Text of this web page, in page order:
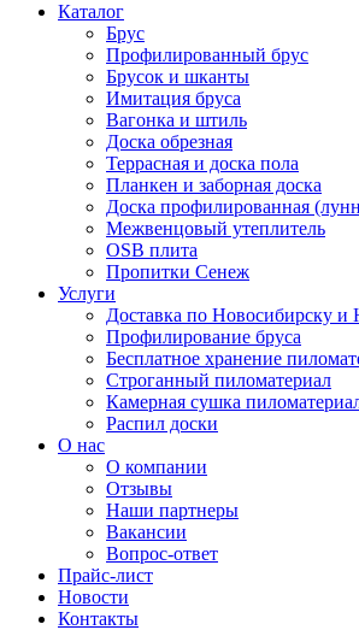
Каталог
Брус
Профилированный брус
Брусок и шканты
Имитация бруса
Вагонка и штиль
Доска обрезная
Террасная и доска пола
Планкен и заборная доска
Доска профилированная
Межвенцовый утеплитель
OSB плита
Пропитки Сенеж
Услуги
Доставка по Новосибирску
Профилирование бруса
Бесплатное хранение
Строганный пиломатериал
Камерная сушка
Распил доски
О нас
О компании
Отзывы
Наши партнеры
Вакансии
Вопрос-ответ
Прайс-лист
Новости
Контакты